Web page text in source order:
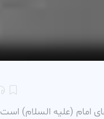
امام (عليه السلام) است